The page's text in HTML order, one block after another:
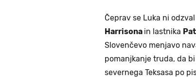
Čeprav se Luka ni
Harrisona in lastnika
Slovenčevo menjavo
pomanjkanje truda, da
severnega Teksasa po